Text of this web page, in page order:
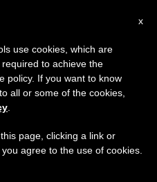
×
haremos la pausa
el periodo de verano
y también el
x
use cookies, which are
to achieve the
policy. If you want to know
all or some of the cookies,
page, clicking a link or
agree to the use of cookies.